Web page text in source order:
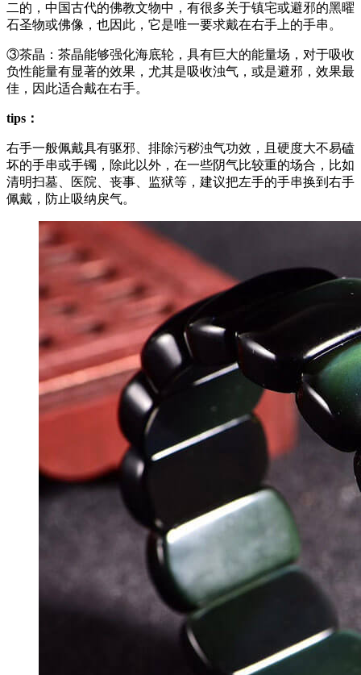
二的，中国古代的佛教文物中，有很多关于镇宅或避邪的黑曜
石圣物或佛像，也因此，它是唯一要求戴在右手上的手串。
③茶晶：茶晶能够强化海底轮，具有巨大的能量场，对于吸收
负性能量有显著的效果，尤其是吸收浊气，或是避邪，效果最
佳，因此适合戴在右手。
tips：
右手一般佩戴具有驱邪、排除污秽浊气功效，且硬度大不易磕
坏的手串或手镯，除此以外，在一些阴气比较重的场合，比如
清明扫墓、医院、丧事、监狱等，建议把左手的手串换到右手
佩戴，防止吸纳戾气。